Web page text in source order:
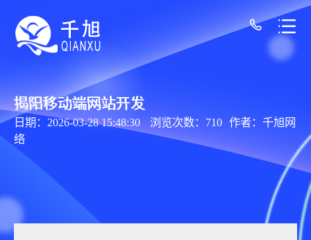
揭阳移动端网站开发
日期：2026-03-28 15:48:30 浏览次数：710 作者：千旭网
络